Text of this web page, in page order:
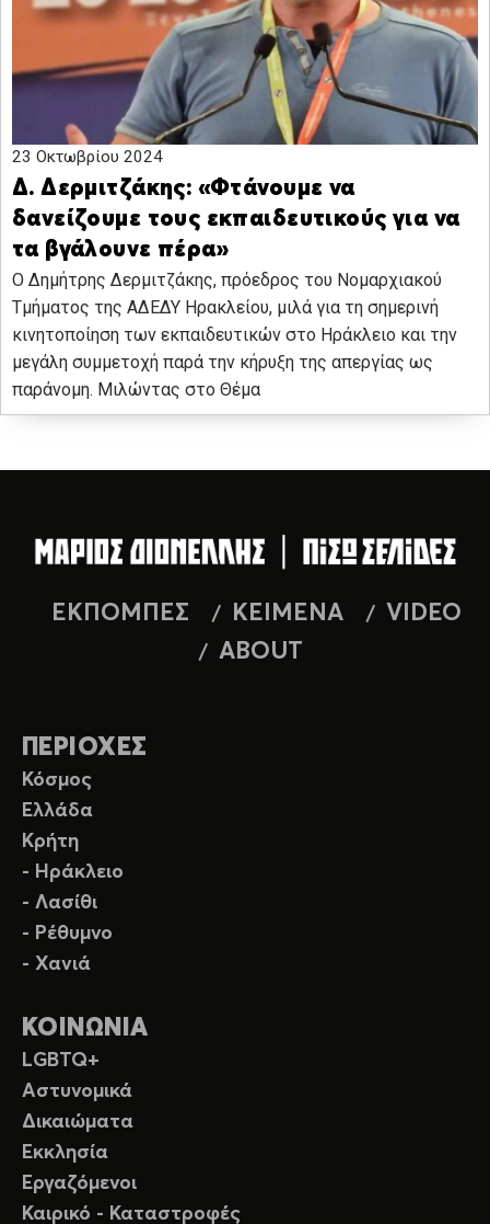
23 Οκτωβρίου 2024
Δ. Δερμιτζάκης: «Φτάνουμε να
δανείζουμε τους εκπαιδευτικούς για να
τα βγάλουνε πέρα»
Ο Δημήτρης Δερμιτζάκης, πρόεδρος του Νομαρχιακού
Τμήματος της ΑΔΕΔΥ Ηρακλείου, μιλά για τη σημερινή
κινητοποίηση των εκπαιδευτικών στο Ηράκλειο και την
μεγάλη συμμετοχή παρά την κήρυξη της απεργίας ως
παράνομη. Μιλώντας στο Θέμα
ΕΚΠΟΜΠΕΣ ΚΕΙΜΕΝΑ
VIDEO
ABOUT
ΠΕΡΙΟΧΕΣ
Κόσμος
Ελλάδα
Κρήτη
- Ηράκλειο
- Λασίθι
- Ρέθυμνο
- Χανιά
ΚΟΙΝΩΝΙΑ
LGBTQ+
Αστυνομικά
Δικαιώματα
Εκκλησία
Εργαζόμενοι
Καιρικό - Καταστροφές